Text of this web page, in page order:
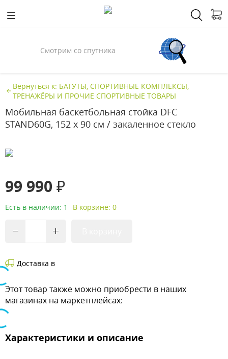
Смотрим со спутника
Вернуться к: БАТУТЫ, СПОРТИВНЫЕ КОМПЛЕКСЫ,
ТРЕНАЖЁРЫ И ПРОЧИЕ СПОРТИВНЫЕ ТОВАРЫ
Мобильная баскетбольная стойка DFC
STAND60G, 152 х 90 см / закаленное стекло
99 990 ₽
Есть в наличии: 1 В корзине: 0
Доставка в
Этот товар также можно приобрести в наших
магазинах на маркетплейсах:
Характеристики и описание